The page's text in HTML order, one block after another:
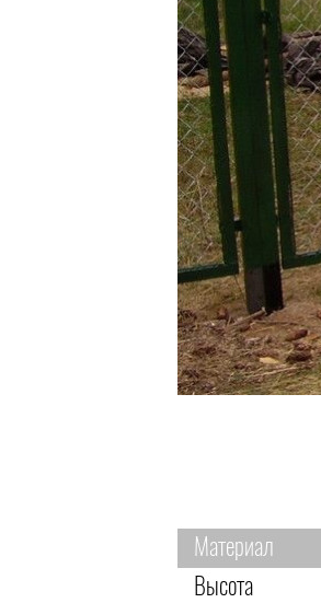
Материал
Высота